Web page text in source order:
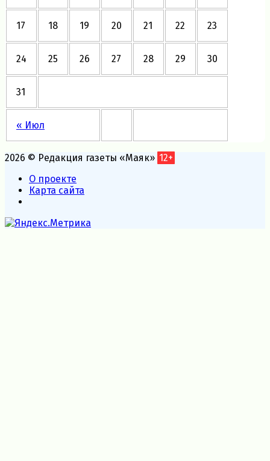
« Июл
17 18 19 20 21 22 23
24 25 26 27 28 29 30
31
2026 © Редакция газеты «Маяк» 12+
О проекте
Карта сайта